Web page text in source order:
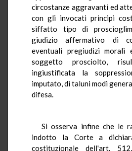
circostanze aggravanti ed
con gli invocati principi
siffatto tipo di
giudizio affermativo di
eventuali pregiudizi
soggetto prosciolto,
ingiustificata la
imputato, di taluni modi
difesa.
Si osserva infine che le
indotto la Corte a
costituzionale dell'art.